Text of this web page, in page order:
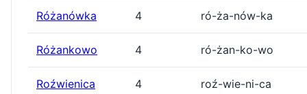
Różanówka 4 ró-ża-nów-ka
Różankowo 4 ró-żan-ko-wo
Roźwienica 4 roź-wie-ni-ca